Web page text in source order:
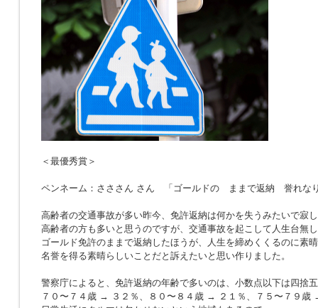
＜最優秀賞＞
ペンネーム：さささん さん 「ゴールドの ままで返納 誉れな
高齢者の交通事故が多い昨今、免許返納は何かを失うみたいで寂
高齢者の方も多いと思うのですが、交通事故を起こして人生台無
ゴールド免許のままで返納したほうが、人生を締めくくるのに素
名誉を得る素晴らしいことだと訴えたいと思い作りました。
警察庁によると、免許返納の年齢で多いのは、小数点以下は四捨
７０〜７４歳 → ３２％、８０〜８４歳 → ２１％、７５〜７９歳